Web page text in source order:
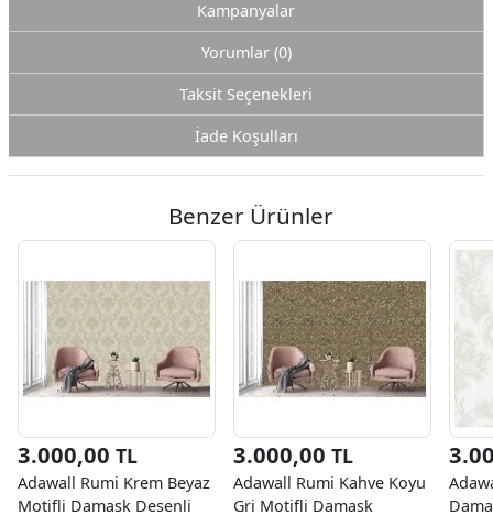
Kampanyalar
Yorumlar (0)
Taksit Seçenekleri
İade Koşulları
Benzer Ürünler
3.000,00 TL
Adawall Rumi Krem Beyaz
Motifli Damask Desenli
3.000,00 TL
Adawall Rumi Kahve Koyu
Gri Motifli Damask